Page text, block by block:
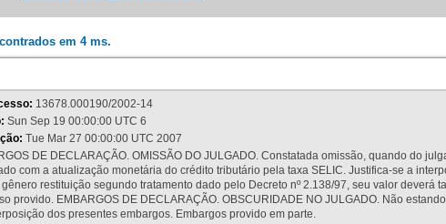
em 4 ms.
13678.000190/2002-14
Sun Sep 19 00:00:00 UTC 6
Tue Mar 27 00:00:00 UTC 2007
DE DECLARAÇÃO. OMISSÃO DO JULGADO. Constatada omissão, quando do
com a atualização monetária do crédito tributário pela taxa SELIC. Justifica-se a
restituição segundo tratamento dado pelo Decreto nº 2.138/97, seu valor deverá
provido. EMBARGOS DE DECLARAÇÃO. OBSCURIDADE NO JULGADO. Não
dos presentes embargos. Embargos provido em parte.